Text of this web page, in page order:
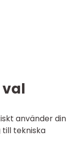
använder din
till tekniska